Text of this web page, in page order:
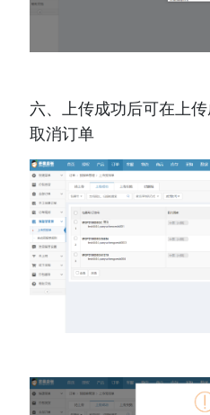
六、上传成功后可在上
取消订单